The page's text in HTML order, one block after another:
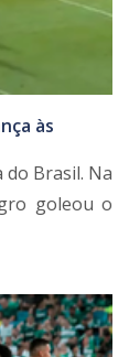
às
do Brasil. Na
goleou o